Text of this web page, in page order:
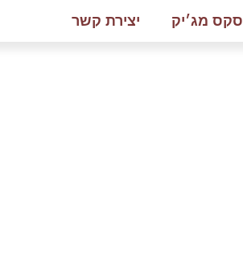
סקס מג׳יק יצירת קשר